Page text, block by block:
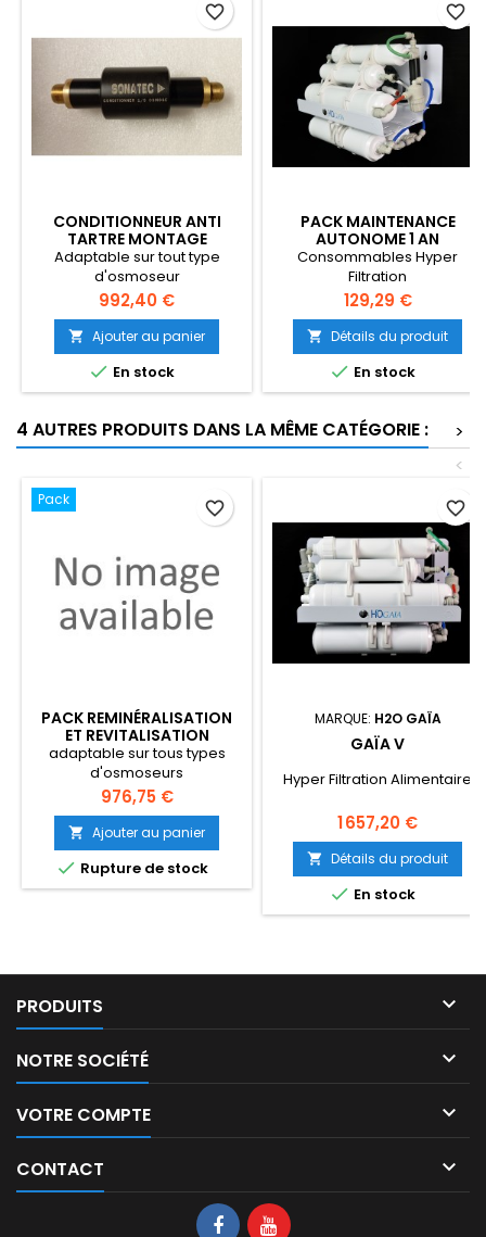
CONDITIONNEUR ANTI
TARTRE MONTAGE
VERTICAL
Adaptable sur tout type
d'osmoseur
Prix
992,40 €
 Ajouter au panier
 En stock
favorite_border
PACK MAINTENANCE
AUTONOME 1 AN
Consommables Hyper
Filtration
Prix
129,29 €
 Détails du produit
 En stock
favorite_border
4 AUTRES PRODUITS DANS LA MÊME CATÉGORIE :
>
<
Pack
PACK REMINÉRALISATION
ET REVITALISATION
adaptable sur tous types
d'osmoseurs
Prix
976,75 €
 Ajouter au panier
 Rupture de stock
favorite_border
MARQUE: H2O GAÏA
GAÏA V
Hyper Filtration Alimentaire
Prix
1 657,20 €
 Détails du produit
 En stock
favorite_border
PRODUITS 
NOTRE SOCIÉTÉ 
VOTRE COMPTE 
CONTACT 